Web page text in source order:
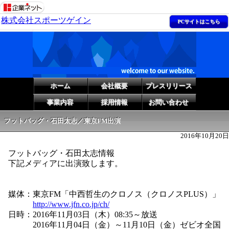
株式会社スポーツゲイン PCサイトはこちら
ホーム 会社概要 プレスリリース
事業内容 採用情報 お問い合わせ
フットバッグ・石田太志／東京FM出演
2016年10月20日
フットバッグ・石田太志情報
下記メディアに出演致します。
媒体：東京FM「中西哲生のクロノス（クロノスPLUS）」
http://www.jfn.co.jp/ch/
日時：2016年11月03日（木）08:35～放送
2016年11月04日（金）～11月10日（金）ゼビオ全国